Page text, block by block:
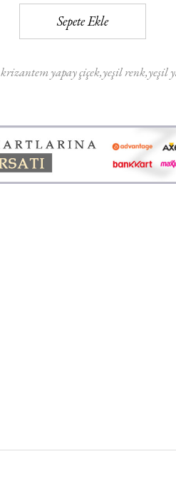
Sepete Ekle
krizantem yapay çiçek yeşil renk yeşil